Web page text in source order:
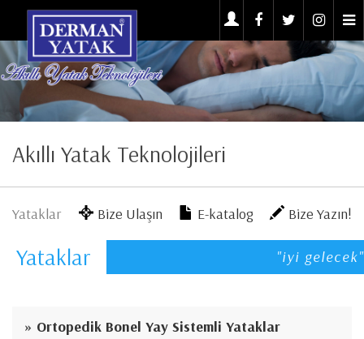
Akıllı Yatak Teknolojileri
Yataklar Bize Ulaşın E-katalog Bize Yazın!
Yataklar "iyi gelecek"
Ortopedik Bonel Yay Sistemli Yataklar